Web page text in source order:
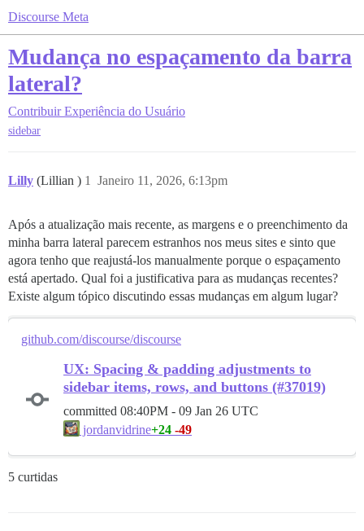
Discourse Meta
Mudança no espaçamento da barra
lateral?
Contribuir Experiência do Usuário
sidebar
Lilly (Lillian ) Janeiro 11, 2026, 6:13pm
1
Após a atualização mais recente, as margens e o preenchimento da
minha barra lateral parecem estranhos nos meus sites e sinto que
agora tenho que reajustá-los manualmente porque o espaçamento
está apertado. Qual foi a justificativa para as mudanças recentes?
Existe algum tópico discutindo essas mudanças em algum lugar?
github.com/discourse/discourse
UX: Spacing & padding adjustments to
sidebar items, rows, and buttons (#37019)
committed 08:40PM - 09 Jan 26 UTC
jordanvidrine+24 -49
5 curtidas